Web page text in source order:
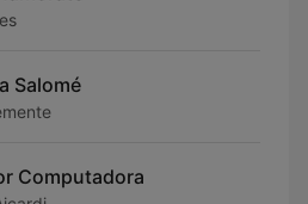
Salomé
Computadora